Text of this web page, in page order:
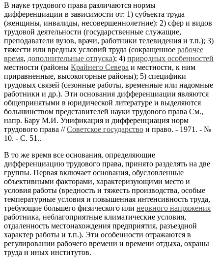
В науке трудового права различаются нормы
дифференциации в зависимости от: 1) субъекта труда
(женщины, инвалиды, несовершеннолетние): 2) сфер и видов
трудовой деятельности (государственные служащие,
преподаватели вузов, врачи, работники телевидения и т.п.); 3)
тяжести или вредных условий труда (сокращенное рабочее
время, дополнительные отпуска); 4) природных особенностей
местности (районы Крайнего Севера и местности, к ним
приравненные, высокогорные районы); 5) специфики
трудовых связей (сезонные работы, временные или надомные
работники и др.). Эти основания дифференциации являются
общепринятыми в юридической литературе и выделяются
большинством представителей науки трудового права См.,
напр. Бару М.И. Унификация и дифференциация норм
трудового права //Советское государство и право. - 1971. - №
10. - С. 51..
В то же время все основания, определяющие
дифференциацию трудового права, принято разделять на две
группы. Первая включает основания, обусловленные
объективными факторами, характеризующими место и
условия работы (вредность и тяжесть производства, особые
температурные условия и повышенная интенсивность труда,
требующие большего физического или нервного напряжения
работника, неблагоприятные климатические условия,
отдаленность местонахождения предприятия, разъездной
характер работы и т.п.). Эти особенности отражаются в
регулировании рабочего времени и времени отдыха, охраны
труда и иных институтов.